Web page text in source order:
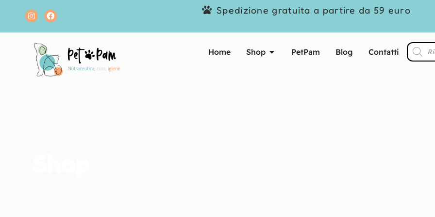
Spedizione gratuita a partire da 59 euro
Home Shop PetPam Blog Contatti